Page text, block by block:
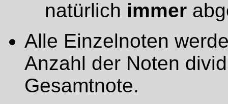
natürlich immer
Alle Einzelnoten
Anzahl der Noten
Gesamtnote.